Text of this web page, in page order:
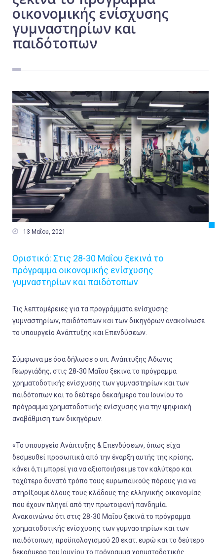
οικονομικής ενίσχυσης
γυμναστηρίων και
παιδότοπων
 13 Μαΐου, 2021
Οριστικό: Στις 28-30 Μαΐου ξεκινά το
πρόγραμμα οικονομικής ενίσχυσης
γυμναστηρίων και παιδότοπων
Τις λεπτομέρειες για τα προγράμματα ενίσχυσης
γυμναστηρίων, παιδότοπων και των δικηγόρων ανακοίνωσε
το υπουργείο Ανάπτυξης και Επενδύσεων.
Σύμφωνα με όσα δήλωσε ο υπ. Ανάπτυξης Αδωνις
Γεωργιάδης, στις 28-30 Μαΐου ξεκινά το πρόγραμμα
χρηματοδοτικής ενίσχυσης των γυμναστηρίων και των
παιδότοπων και το δεύτερο δεκαήμερο του Ιουνίου το
πρόγραμμα χρηματοδοτικής ενίσχυσης για την ψηφιακή
αναβάθμιση των δικηγόρων.
«Το υπουργείο Ανάπτυξης & Επενδύσεων, όπως είχα
δεσμευθεί προσωπικά από την έναρξη αυτής της κρίσης,
κάνει ό,τι μπορεί για να αξιοποιήσει με τον καλύτερο και
ταχύτερο δυνατό τρόπο τους ευρωπαϊκούς πόρους για να
στηρίξουμε όλους τους κλάδους της ελληνικής οικονομίας
που έχουν πληγεί από την πρωτοφανή πανδημία.
Ανακοινώνω ότι στις 28-30 Μαΐου ξεκινά το πρόγραμμα
χρηματοδοτικής ενίσχυσης των γυμναστηρίων και των
παιδότοπων, προϋπολογισμού 20 εκατ. ευρώ και το δεύτερο
δεκαήμερο του Ιουνίου το πρόγραμμα χρηματοδοτικής
Εργασία
Ελλάδα
Οικονομία
Πολιτική
Αθλητικά
Αστυνομικό Δελτίο